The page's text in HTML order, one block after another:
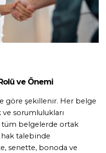
ve Önemi
göre şekillenir. Her belge
sorumlulukları
belgelerde ortak
hak talebinde
senette, bonoda ve